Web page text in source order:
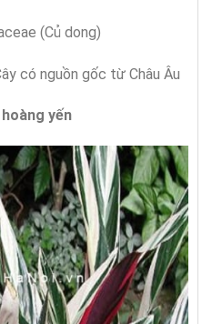
(Củ dong)
có nguồn gốc từ Châu Âu
yến